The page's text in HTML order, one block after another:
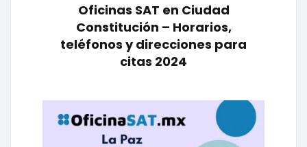
Oficinas SAT en Ciudad
Constitución – Horarios,
teléfonos y direcciones para
citas 2024